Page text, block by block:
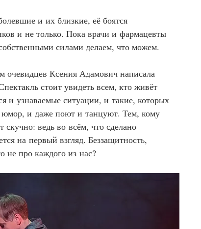
и их близкие, её боятся
и не только. Пока врачи и фармацевты
силами делаем, что можем.
очевидцев Ксения Адамович написала
стоит увидеть всем, кто живёт
и узнаваемые ситуации, и такие, которых
и даже поют и танцуют. Тем, кому
скучно: ведь во всём, что сделано
на первый взгляд. Беззащитность,
про каждого из нас?